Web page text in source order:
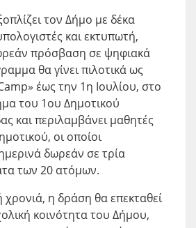
τον Δήμο με δέκα
και εκτυπωτή,
πρόσβαση σε ψηφιακά
θα γίνει πιλοτικά ως
έως την 1η Ιουλίου, στο
του 1ου Δημοτικού
και περιλαμβάνει μαθητές
οι οποίοι
δωρεάν σε τρία
των 20 ατόμων.
η δράση θα επεκταθεί
κοινότητα του Δήμου,